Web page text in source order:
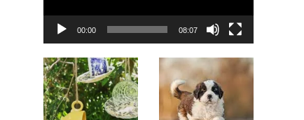
d
e
v
00:00 08:07